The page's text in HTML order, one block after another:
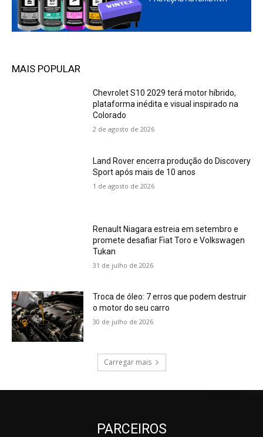
MAIS POPULAR
Chevrolet S10 2029 terá motor híbrido,
plataforma inédita e visual inspirado na
Colorado
2 de agosto de 2026
Land Rover encerra produção do Discovery
Sport após mais de 10 anos
1 de agosto de 2026
Renault Niagara estreia em setembro e
promete desafiar Fiat Toro e Volkswagen
Tukan
31 de julho de 2026
Troca de óleo: 7 erros que podem destruir
o motor do seu carro
30 de julho de 2026
Carregar mais
PARCEIROS